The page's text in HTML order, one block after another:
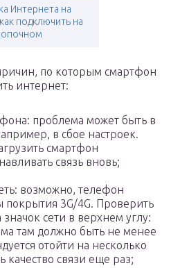
Интернета на
подключить на
по которым смартфон
интернет:
проблема может быть в
в сбое настроек.
смартфон
связь вновь;
возможно, телефон
покрытия 3G/4G. Проверить
сети в верхнем углу:
там должно быть не менее
отойти на несколько
качество связи еще раз;